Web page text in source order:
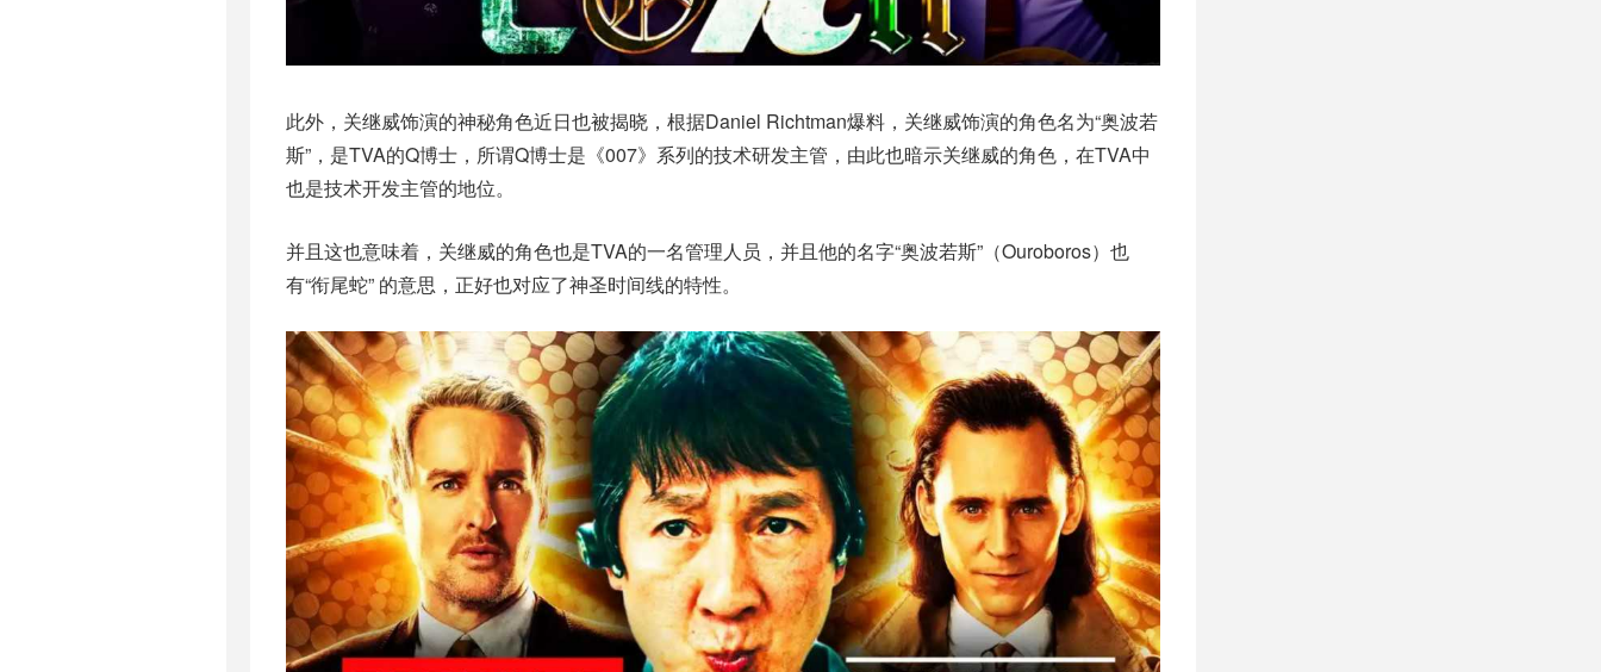
此外，关继威饰演的神秘角色近日也被揭晓，根据Daniel Richtman爆料，关继威饰演的角色名为“奥波若
斯”，是TVA的Q博士，所谓Q博士是《007》系列的技术研发主管，由此也暗示关继威的角色，在TVA中
也是技术开发主管的地位。
并且这也意味着，关继威的角色也是TVA的一名管理人员，并且他的名字“奥波若斯”（Ouroboros）也
有“衔尾蛇” 的意思，正好也对应了神圣时间线的特性。